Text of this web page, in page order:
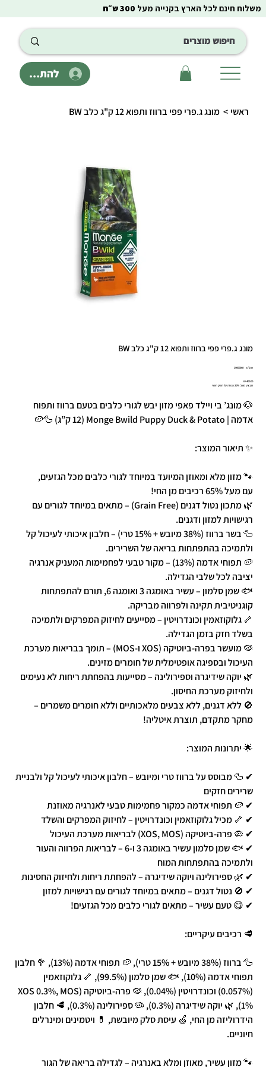
להתחבר
משלוח חינם לכל הארץ בקנייה מעל 300 ש״ח
ראשי > מונג ג.פרי פפי ברווז ותפוא 12 ק"ג כלב BW
מונג ג.פרי פפי ברווז ותפוא 12 ק"ג כלב BW
מק"ט:מק"ט
29000268
מחיר‏400.00 ‏₪
מבצע מונג' 20% הנחה על השק השני
🐶 מונג’ בי ויילד פאפי מזון יבש לגורי כלבים בטעם ברווז ותפוח
אדמה | Monge Bwild Puppy Duck & Potato (12 ק”ג) 🦆🥔
✨ תיאור המוצר:
🐾 מזון מלא ומאוזן המיועד במיוחד לגורי כלבים מכל הגזעים,
עם מעל 65% רכיבים מן החי!
🌿 מתכון נטול דגנים (Grain Free) – מתאים במיוחד לגורים עם
רגישויות למזון ודגנים.
🦆 בשר ברווז (38% מיובש + 15% טרי) – חלבון איכותי לעיכול קל
ולתמיכה בהתפתחות בריאה של השרירים.
🥔 תפוחי אדמה (13%) – מקור טבעי לפחמימות המעניק אנרגיה
יציבה לכל שלבי הגדילה.
🐟 שמן סלמון – עשיר באומגה 3 ואומגה 6, תורם להתפתחות
קוגניטיבית תקינה ולפרווה מבריקה.
🦴 גלוקוזאמין וכונדרויטין – מסייעים לחיזוק המפרקים ולתמיכה
בשלד חזק בזמן הגדילה.
🦠 מועשר בפרה-ביוטיקה (XOS ו-MOS) – תומך בבריאות מערכת
העיכול ובספיגה אופטימלית של חומרים מזינים.
🌿 יוקה שידיגרה וספירולינה – מסייעות בהפחתת ריחות לא נעימים
ולחיזוק מערכת החיסון.
🚫 ללא דגנים, ללא צבעים מלאכותיים וללא חומרים משמרים –
מחקר מתקדם, תוצרת איטליה!
🌟 יתרונות המוצר:
✔ 🦆 מבוסס על ברווז טרי ומיובש – חלבון איכותי לעיכול קל ולבניית
שרירים חזקים
✔ 🥔 תפוחי אדמה כמקור פחמימות טבעי לאנרגיה מאוזנת
✔ 🦴 מכיל גלוקוזאמין וכונדרויטין – לחיזוק המפרקים והשלד
✔ 🦠 פרה-ביוטיקה (XOS, MOS) לבריאות מערכת העיכול
✔ 🐟 שמן סלמון עשיר באומגה 3 ו-6 – לבריאות הפרווה והעור
ולתמיכה בהתפתחות המוח
✔ 🌿 ספירולינה ויוקה שידיגרה – להפחתת ריחות ולחיזוק החסינות
✔ 🚫 נטול דגנים – מתאים במיוחד לגורים עם רגישויות למזון
✔ 😋 טעם עשיר – מתאים לגורי כלבים מכל הגזעים!
🥩 רכיבים עיקריים:
🦆 ברווז (38% מיובש + 15% טרי), 🥔 תפוחי אדמה (13%), 🥦 חלבון
תפוחי אדמה (10%), 🐟 שמן סלמון (99.5%), 🦴 גלוקוזאמין
(0.057%) וכונדרויטין (0.04%), 🦠 פרה-ביוטיקה (XOS 0.3%, MOS
1%), 🌿 יוקה שידיגרה (0.3%), 🦠 ספירולינה (0.3%), 🥩 חלבון
הידרוליזה מן החי, 🍏 עיסת סלק מיובשת, 💊 ויטמינים ומינרלים
חיוניים.
🐾 מזון עשיר, מאוזן ומלא באנרגיה – לגדילה בריאה של הגור